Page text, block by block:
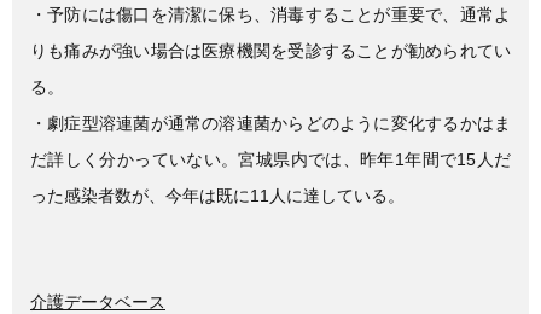
・予防には傷口を清潔に保ち、消毒することが重要で、通常よ
りも痛みが強い場合は医療機関を受診することが勧められてい
る。
・劇症型溶連菌が通常の溶連菌からどのように変化するかはま
だ詳しく分かっていない。宮城県内では、昨年1年間で15人だ
った感染者数が、今年は既に11人に達している。
介護データベース